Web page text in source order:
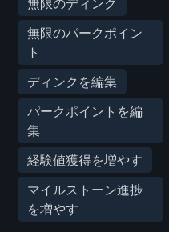
無限のパークポイン
ト
ディンクを編集
パークポイントを編
集
経験値獲得を増やす
マイルストーン進捗
を増やす